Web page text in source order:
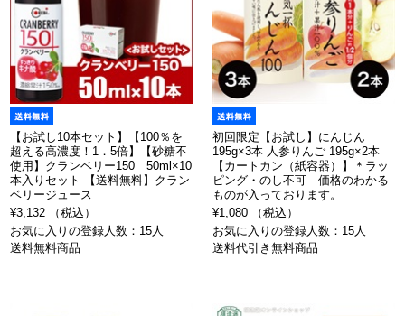
【お試し10本セット】【100％を
超える高濃度！1．5倍】【砂糖不
使用】クランベリー150 50ml×10
本入りセット 【送料無料】クラン
ベリージュース
¥3,132 （税込）
お気に入りの登録人数：15人
送料無料商品
初回限定【お試し】にんじん
195g×3本 人参りんご 195g×2本
【カートカン（紙容器）】＊ラッ
ピング・のし不可 価格のわかる
ものが入っております。
¥1,080 （税込）
お気に入りの登録人数：15人
送料代引き無料商品